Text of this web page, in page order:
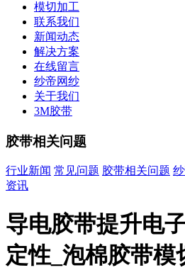
模切加工
联系我们
新闻动态
解决方案
在线留言
纱帝网纱
关于我们
3M胶带
胶带相关问题
行业新闻 常见问题 胶带相关问题
资讯
导电胶带提升电
定性_泡棉胶带模